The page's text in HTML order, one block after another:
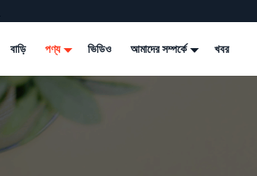
বাড়ি পণ্য ভিডিও আমাদের সম্পর্কে খবর